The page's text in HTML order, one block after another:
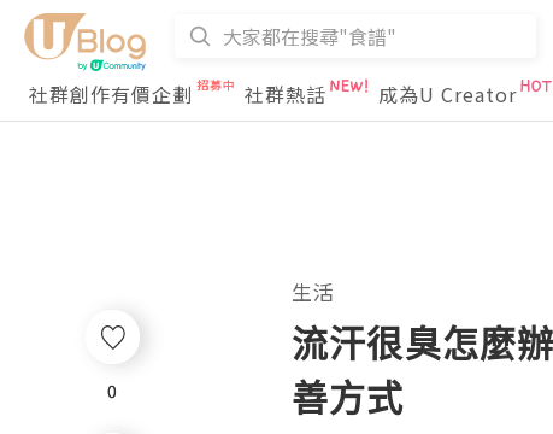
社群創作有價企劃 社群熱話 成為U Creator
0
生活
流汗很臭怎麼
善方式
0